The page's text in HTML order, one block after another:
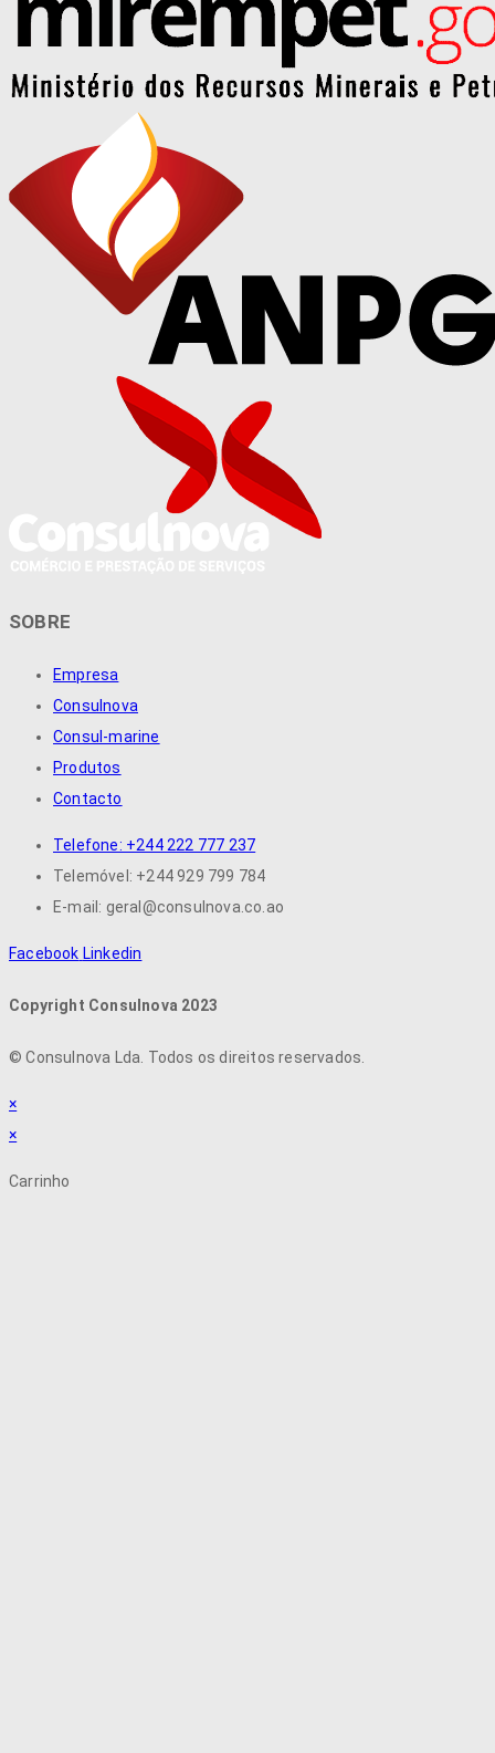
SOBRE
Empresa
Consulnova
Consul-marine
Produtos
Contacto
Telefone: +244 222 777 237
Telemóvel: +244 929 799 784
E-mail: geral@consulnova.co.ao
Facebook Linkedin
Copyright Consulnova 2023
©Consulnova Lda. Todos os direitos reservados.
×
×
Carrinho